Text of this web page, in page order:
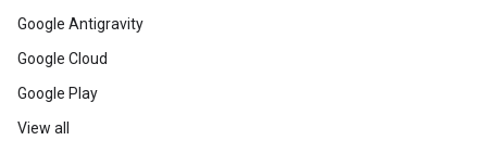
Google Antigravity
Google Cloud
Google Play
View all